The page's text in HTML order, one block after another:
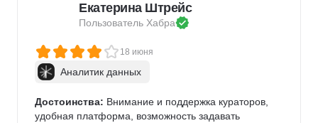
Екатерина Штрейс
Пользователь Хабра
18 июня
Аналитик данных
Достоинства: Внимание и поддержка кураторов,
удобная платформа, возможность задавать